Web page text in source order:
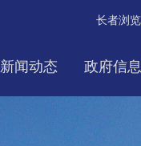
长者浏览
新闻动态 政府信